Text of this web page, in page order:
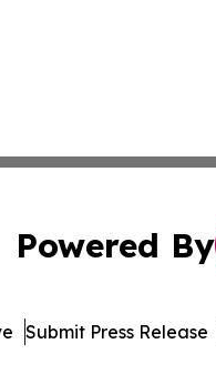
Powered By
Submit Press Release